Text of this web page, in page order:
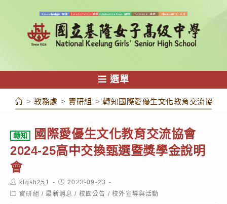
容
選單
> 教務處 > 實研組 > 轉知國際愛優生文化教育交流協會
轉知
國際愛優生文化教育交流協會
2024-25高中交換甄選暨獎學金說明
會
Post
author:
klgsh251
Post
published:
2023-09-23
Post實研組 / 最新消息 / 校園公告 / 校外宣導與活動